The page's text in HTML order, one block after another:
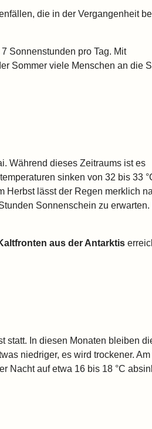
die in der Vergangenheit
Sonnenstunden pro Tag. Mit
Sommer viele Menschen an die
Während dieses Zeitraums ist es
sinken von 32 bis 33
Herbst lässt der Regen merklich
Sonnenschein zu erwarten.
aus der Antarktis
statt. In diesen Monaten bleiben
niedriger, es wird trockener. Am
Nacht auf etwa 16 bis 18 °C